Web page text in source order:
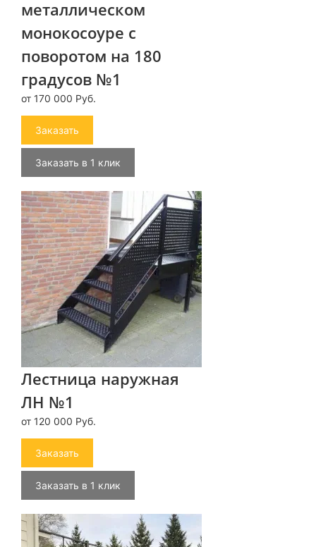
металлическом
монокосоуре с
поворотом на 180
градусов №1
от 170 000 Руб.
Заказать
Заказать в 1 клик
Лестница наружная
ЛН №1
от 120 000 Руб.
Заказать
Заказать в 1 клик